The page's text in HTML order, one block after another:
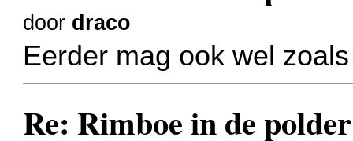
door draco
Eerder mag ook wel
Re: Rimboe in de